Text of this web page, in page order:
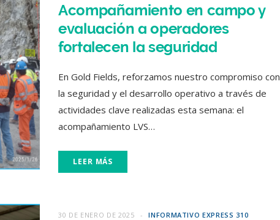
Acompañamiento en campo y
evaluación a operadores
fortalecen la seguridad
En Gold Fields, reforzamos nuestro compromiso con
la seguridad y el desarrollo operativo a través de
actividades clave realizadas esta semana: el
acompañamiento LVS…
LEER MÁS
30 DE ENERO DE 2025 INFORMATIVO EXPRESS 310